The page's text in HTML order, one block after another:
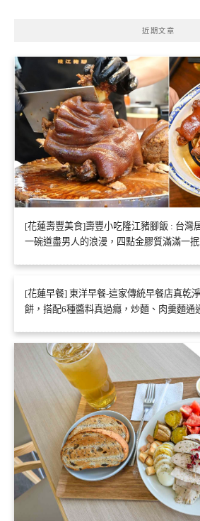
近期文章
[花蓮壽豐美食]壽豐小吃隆江豬腳飯 : 台灣
一碗道盡男人的浪漫，四點金膠質滿滿一
[花蓮早餐] 東洋早餐-這家傳統早餐店真乾
餅，搭配6種醬料真過癮，炒麵、肉羹麵通